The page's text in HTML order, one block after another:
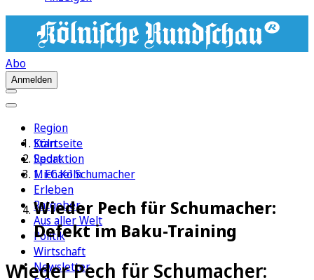
Abo
Anmelden
Region
Köln
Sport
1. FC Köln
Erleben
Ratgeber
Aus aller Welt
Politik
Wirtschaft
Newsletter
Startseite
Redaktion
Michael Schumacher
Wieder Pech für Schumacher:
Defekt im Baku-Training
Wieder Pech für Schumacher: